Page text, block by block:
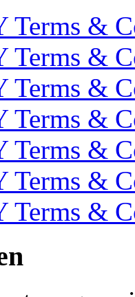
Terms &
Terms &
Terms &
Terms &
Terms &
Terms &
Terms &